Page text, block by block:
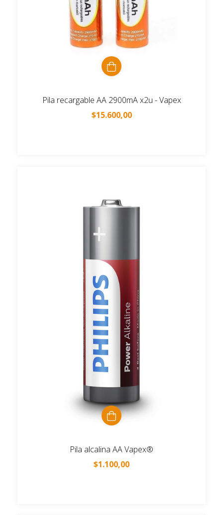
Pila recargable AA 2900mA x2u - Vapex
$15.600,00
Pila alcalina AA Vapex®
$1.100,00